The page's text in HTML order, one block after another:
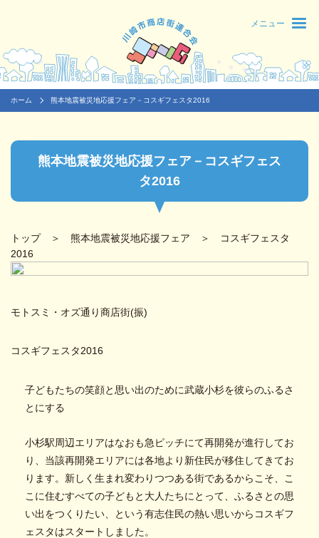
メニュー
ホーム 熊本地震被災地応援フェア－コスギフェスタ2016
熊本地震被災地応援フェア－コスギフェス
タ2016
トップ＞ 熊本地震被災地応援フェア ＞ コスギフェスタ
2016
モトスミ・オズ通り商店街(振)
コスギフェスタ2016
子どもたちの笑顔と思い出のために武蔵小杉を彼らのふるさ
とにする
小杉駅周辺エリアはなおも急ピッチにて再開発が進行してお
り、当該再開発エリアには各地より新住民が移住してきてお
ります。新しく生まれ変わりつつある街であるからこそ、こ
こに住むすべての子どもと大人たちにとって、ふるさとの思
い出をつくりたい、という有志住民の熱い思いからコスギフ
ェスタはスタートしました。